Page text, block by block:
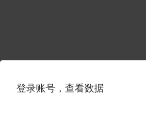
登录账号，查看数据